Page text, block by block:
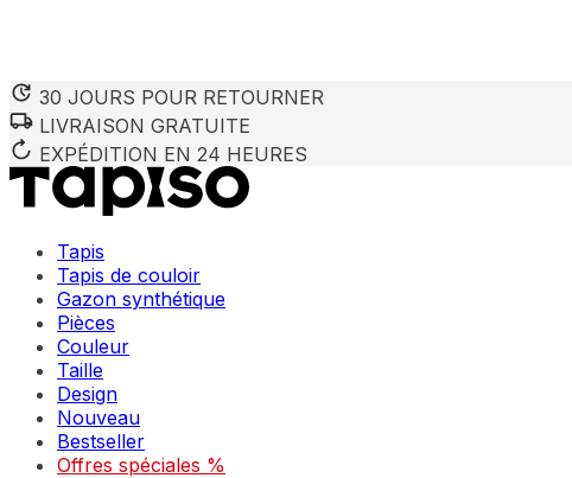
30 JOURS POUR RETOURNER
LIVRAISON GRATUITE
EXPÉDITION EN 24 HEURES
Tapis
Tapis de couloir
Gazon synthétique
Pièces
Couleur
Taille
Design
Nouveau
Bestseller
Offres spéciales %